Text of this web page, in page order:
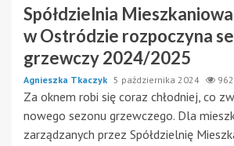
Spółdzielnia
w Ostródzie rozpoczyna
grzewczy 2024/2025
Agnieszka Tkaczyk 5 października 2024 962
Za oknem robi się coraz chłodniej, co
nowego sezonu grzewczego. Dla
zarządzanych przez Spółdzielnię